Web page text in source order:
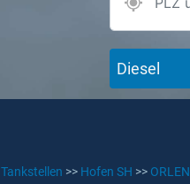
Diesel
Tankstellen >> Hofen SH >> ORLEN